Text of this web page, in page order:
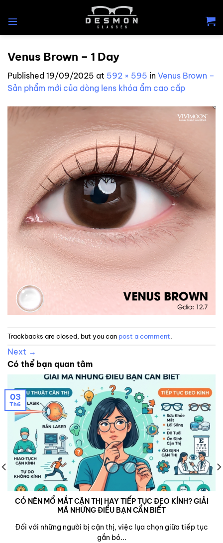
Venus Brown – 1 Day
Published 19/09/2025 at 592 × 595 in Venus Brown –
Sản phẩm mới của dòng lens khóa ẩm cao cấp
Trackbacks are closed, but you can post a comment
Next →
Có thể bạn quan tâm
CÓ NÊN MỔ MẮT CẬN THỊ HAY TIẾP TỤC ĐEO KÍNH? GIẢI
MÃ NHỮNG ĐIỀU BẠN CẦN BIẾT
Đối với những người bị cận thị, việc lụa chọn giữa tiếp tục
gắn bó...
03
Th6